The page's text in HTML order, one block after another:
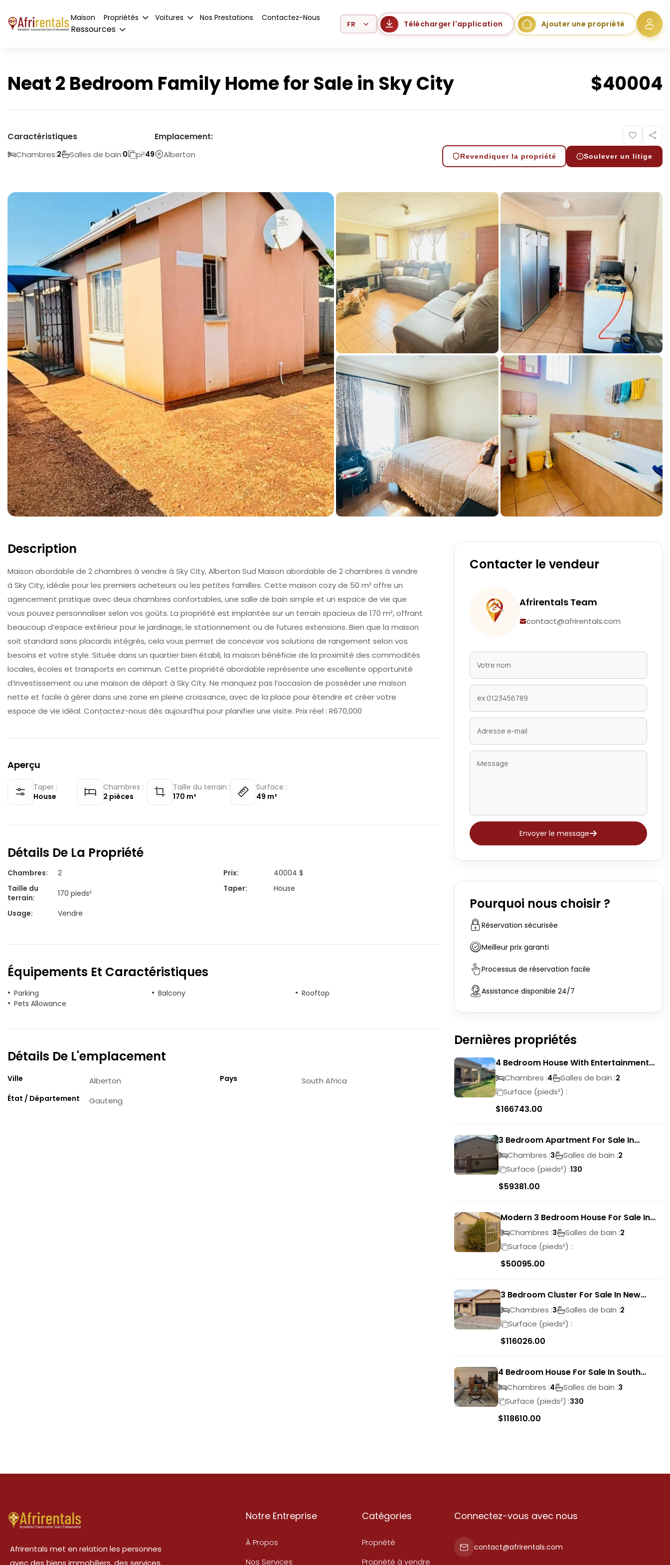
Maison Propriétés Voitures Nos Prestations Contactez-Nous
Ressources
Select Language Télécharger l'application Ajouter une propriété
Neat 2 Bedroom Family Home for Sale in Sky City $40004
Caractéristiques
Chambres:2 Salles de bain:0 pi²49
Emplacement:
Alberton Revendiquer la propriété Soulever un litige
Description
Maison abordable de 2 chambres à vendre à Sky City, Alberton Sud Maison abordable de 2 chambres à vendre
à Sky City, idéale pour les premiers acheteurs ou les petites familles. Cette maison cozy de 50 m² offre un
agencement pratique avec deux chambres confortables, une salle de bain simple et un espace de vie que
vous pouvez personnaliser selon vos goûts. La propriété est implantée sur un terrain spacieux de 170 m², offrant
beaucoup d’espace extérieur pour le jardinage, le stationnement ou de futures extensions. Bien que la maison
soit standard sans placards intégrés, cela vous permet de concevoir vos solutions de rangement selon vos
besoins et votre style. Située dans un quartier bien établi, la maison bénéficie de la proximité des commodités
locales, écoles et transports en commun. Cette propriété abordable représente une excellente opportunité
d’investissement ou une maison de départ à Sky City. Ne manquez pas l’occasion de posséder une maison
nette et facile à gérer dans une zone en pleine croissance, avec de la place pour étendre et créer votre
espace de vie idéal. Contactez-nous dès aujourd’hui pour planifier une visite. Prix réel : R670,000
Aperçu
Taper :
House
Chambres :
2 pièces
Taille du terrain :
170 m²
Surface :
49 m²
Détails De La Propriété
Chambres: 2 Prix:
40004 $
Taille du
terrain: 170 pieds² Taper: House
Usage: Vendre
Équipements Et Caractéristiques
Parking Balcony
Rooftop
Pets Allowance
Détails De L'emplacement
Ville Alberton
État / Département Gauteng
Pays South Africa
Contacter le vendeur
Afrirentals Team
contact@afrirentals.com
Envoyer le message
Pourquoi nous choisir ?
Réservation sécurisée
Meilleur prix garanti
Processus de réservation facile
Assistance disponible 24/7
Dernières propriétés
4 Bedroom House With Entertainment
Area In Randhart
Chambres :4 Salles de bain :2
Surface (pieds²) :
$166743.00
3 Bedroom Apartment For Sale In
Verwoerdpark
Chambres :3 Salles de bain :2
Surface (pieds²) :130
$59381.00
Modern 3 Bedroom House For Sale In
Albertsdal
Chambres :3 Salles de bain :2
Surface (pieds²) :
$50095.00
3 Bedroom Cluster For Sale In New
Market Park
Chambres :3 Salles de bain :2
Surface (pieds²) :
$116026.00
4 Bedroom House For Sale In South
CrestChambres :4 Salles de bain :3
Surface (pieds²) :330
$118610.00
Afrirentals met en relation les personnes
avec des biens immobiliers, des services,
Notre Entreprise
À Propos
Nos Services
Catégories
Propriété
Propriété à vendre
Connectez-vous avec nous
contact@afrirentals.com